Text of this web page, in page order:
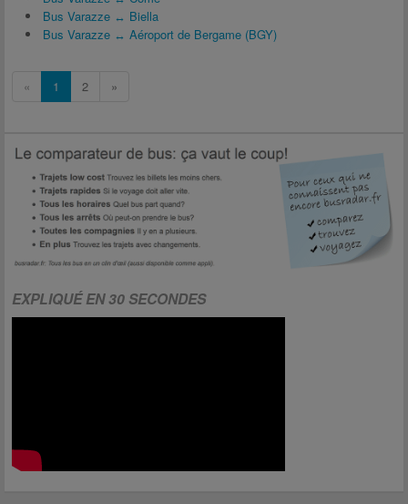
Bus Varazze ↔ Biella
Bus Varazze ↔ Aéroport de Bergame (BGY)
« 1 2 »
EXPLIQUÉ EN 30 SECONDES